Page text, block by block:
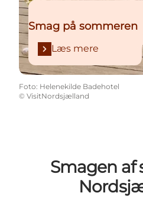
Smag på sommeren
Læs mere
Foto: Helenekilde Badehotel
© VisitNordsjælland
Smagen af